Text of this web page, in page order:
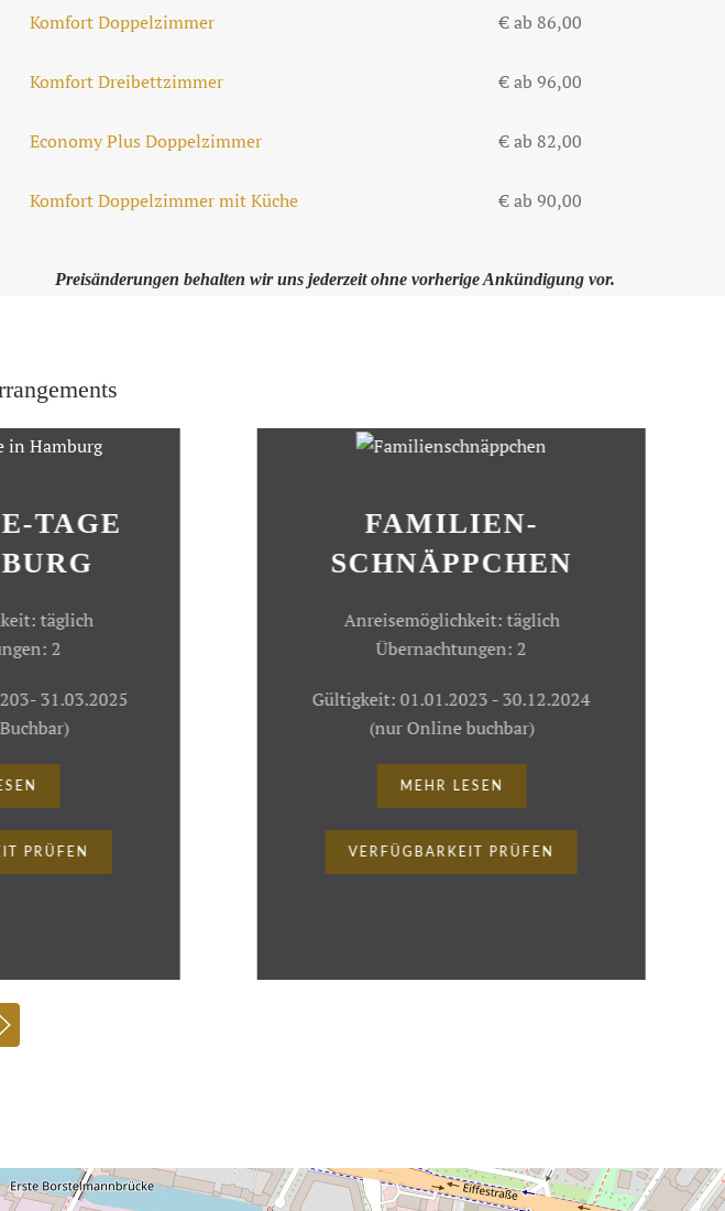
Komfort Doppelzimmer € ab 86,00
Komfort Dreibettzimmer € ab 96,00
Economy Plus Doppelzimmer € ab 82,00
Komfort Doppelzimmer mit Küche € ab 90,00
Preisänderungen behalten wir uns jederzeit ohne vorherige Ankündigung vor.
FAMILIEN-
SCHNÄPPCHEN
Anreisemöglichkeit: täglich
Übernachtungen: 2
Gültigkeit: 01.01.2023 - 30.12.2024
(nur Online buchbar)
MEHR LESEN
VERFÜGBARKEIT PRÜFEN
TAGE
täglich
2
31.03.2025
PRÜFEN